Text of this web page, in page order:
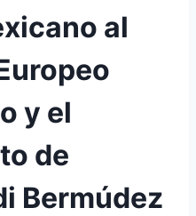
al
y el
de
Bermúdez